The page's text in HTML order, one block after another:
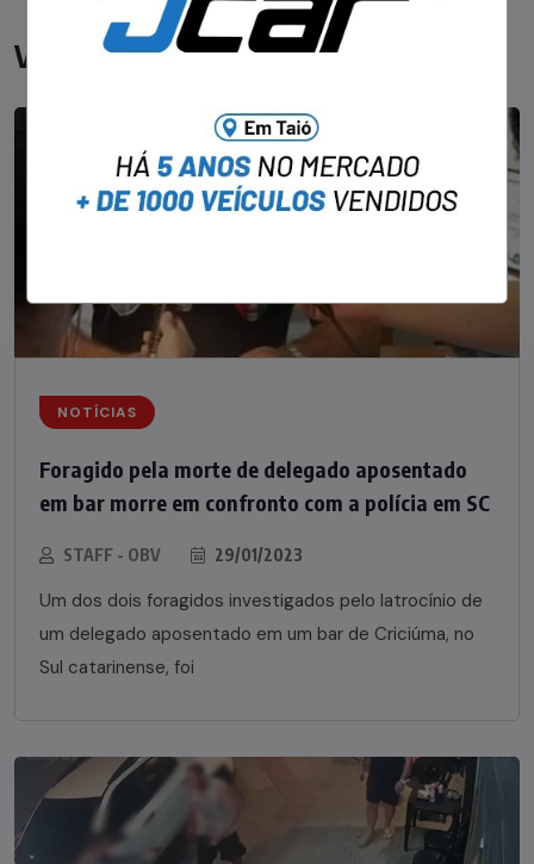
Você pode gostar
NOTÍCIAS
Foragido pela morte de delegado aposentado
em bar morre em confronto com a polícia em SC
STAFF - OBV 29/01/2023
Um dos dois foragidos investigados pelo latrocínio de
um delegado aposentado em um bar de Criciúma, no
Sul catarinense, foi